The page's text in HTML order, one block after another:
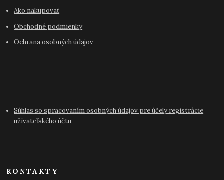
Ako nakupovať
Obchodné podmienky
Ochrana osobných údajov
Súhlas so spracovaním osobných údajov pre účely registrácie
užívateľského účtu
KONTAKTY